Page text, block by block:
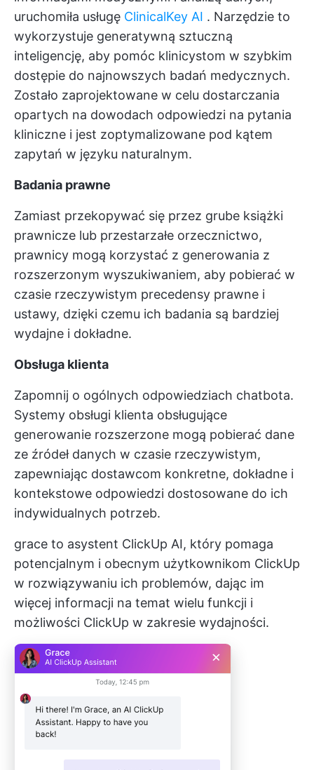
uruchomiła usługę ClinicalKey AI . Narzędzie to
wykorzystuje generatywną sztuczną
inteligencję, aby pomóc klinicystom w szybkim
dostępie do najnowszych badań medycznych.
Zostało zaprojektowane w celu dostarczania
opartych na dowodach odpowiedzi na pytania
kliniczne i jest zoptymalizowane pod kątem
zapytań w języku naturalnym.
Badania prawne
Zamiast przekopywać się przez grube książki
prawnicze lub przestarzałe orzecznictwo,
prawnicy mogą korzystać z generowania z
rozszerzonym wyszukiwaniem, aby pobierać w
czasie rzeczywistym precedensy prawne i
ustawy, dzięki czemu ich badania są bardziej
wydajne i dokładne.
Obsługa klienta
Zapomnij o ogólnych odpowiedziach chatbota.
Systemy obsługi klienta obsługujące
generowanie rozszerzone mogą pobierać dane
ze źródeł danych w czasie rzeczywistym,
zapewniając dostawcom konkretne, dokładne i
kontekstowe odpowiedzi dostosowane do ich
indywidualnych potrzeb.
grace to asystent ClickUp AI, który pomaga
potencjalnym i obecnym użytkownikom ClickUp
w rozwiązywaniu ich problemów, dając im
więcej informacji na temat wielu funkcji i
możliwości ClickUp w zakresie wydajności.